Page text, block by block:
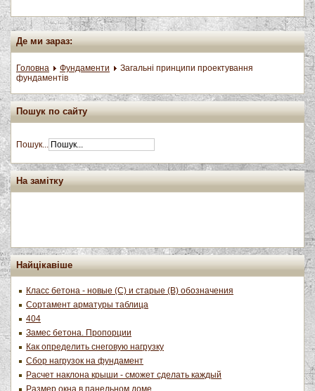
Де ми зараз:
Головна Фундаменти
Загальні принципи проектування
фундаментів
Пошук по сайту
Пошук...
На замітку
Найцікавіше
Класс бетона - новые (С) и старые (В) обозначения
Сортамент арматуры таблица
404
Замес бетона. Пропорции
Как определить снеговую нагрузку
Сбор нагрузок на фундамент
Расчет наклона крыши - сможет сделать каждый